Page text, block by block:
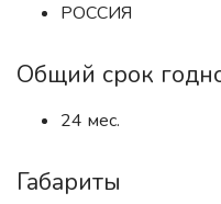
РОССИЯ
Общий срок
24 мес.
Габариты